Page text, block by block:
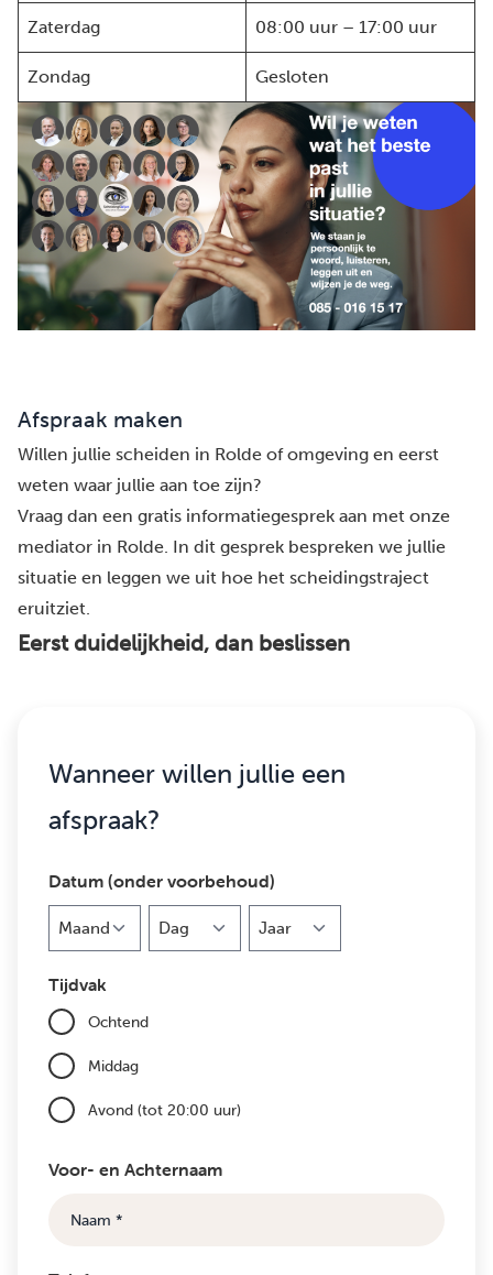
Zaterdag 08:00 uur – 17:00 uur
Zondag Gesloten
Afspraak maken
Willen jullie scheiden in Rolde of omgeving en eerst
weten waar jullie aan toe zijn?
Vraag dan een gratis informatiegesprek aan met onze
mediator in Rolde. In dit gesprek bespreken we jullie
situatie en leggen we uit hoe het scheidingstraject
eruitziet.
Eerst duidelijkheid, dan beslissen
Wanneer willen jullie een
afspraak?
Datum (onder voorbehoud)
Tijdvak
Ochtend
Middag
Avond (tot 20:00 uur)
Voor- en Achternaam